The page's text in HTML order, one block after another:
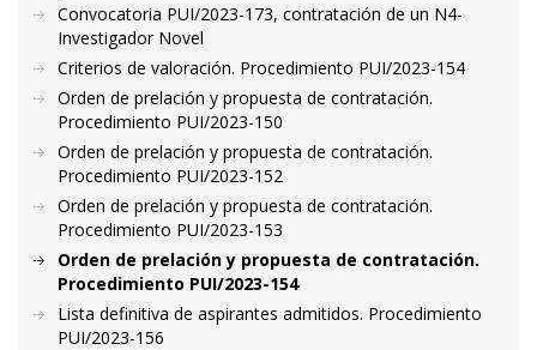
Convocatoria PUI/2023-173, contratación de un N4-
Investigador Novel
Criterios de valoración. Procedimiento PUI/2023-154
Orden de prelación y propuesta de contratación.
Procedimiento PUI/2023-150
Orden de prelación y propuesta de contratación.
Procedimiento PUI/2023-152
Orden de prelación y propuesta de contratación.
Procedimiento PUI/2023-153
Orden de prelación y propuesta de contratación.
Procedimiento PUI/2023-154
Lista definitiva de aspirantes admitidos. Procedimiento
PUI/2023-156